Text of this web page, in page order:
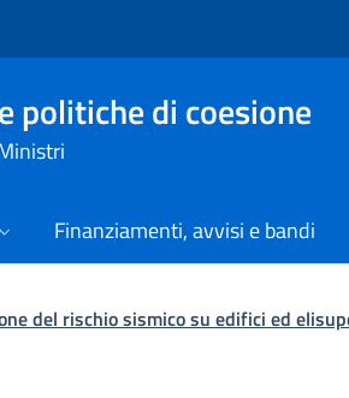
politiche di coesione
Finanziamenti, avvisi e bandi
del rischio sismico su edifici ed